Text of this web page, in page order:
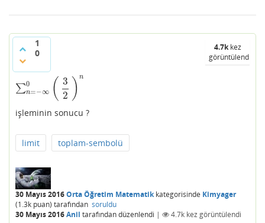
1
0
4.7kkez
görüntülendi
∑0
n=−∞ ( 3
2 ) n
∑ n=− 0(3 2 n
işleminin sonucu ?
limit toplam-sembolü
30 Mayıs 2016Orta Öğretim Matematikkategorisinde Kimyager
(1.3k puan) tarafından soruldu
30 Mayıs 2016Anil tarafındandüzenlendi | 4.7k kez görüntülendi